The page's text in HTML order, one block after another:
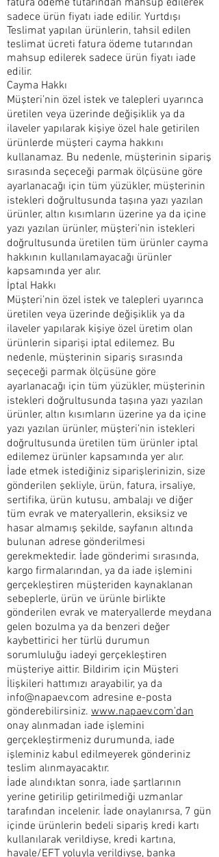
sadece ürün fiyatı iade edilir. Yurtdışı
Teslimat yapılan ürünlerin, tahsil edilen
teslimat ücreti fatura ödeme tutarından
mahsup edilerek sadece ürün fiyatı iade
edilir.
Cayma Hakkı
Müşteri’nin özel istek ve talepleri uyarınca
üretilen veya üzerinde değişiklik ya da
ilaveler yapılarak kişiye özel hale getirilen
ürünlerde müşteri cayma hakkını
kullanamaz. Bu nedenle, müşterinin sipariş
sırasında seçeceği parmak ölçüsüne göre
ayarlanacağı için tüm yüzükler, müşterinin
istekleri doğrultusunda taşına yazı yazılan
ürünler, altın kısımların üzerine ya da içine
yazı yazılan ürünler, müşteri’nin istekleri
doğrultusunda üretilen tüm ürünler cayma
hakkının kullanılamayacağı ürünler
kapsamında yer alır.
İptal Hakkı
Müşteri’nin özel istek ve talepleri uyarınca
üretilen veya üzerinde değişiklik ya da
ilaveler yapılarak kişiye özel üretim olan
ürünlerin siparişi iptal edilemez. Bu
nedenle, müşterinin sipariş sırasında
seçeceği parmak ölçüsüne göre
ayarlanacağı için tüm yüzükler, müşterinin
istekleri doğrultusunda taşına yazı yazılan
ürünler, altın kısımların üzerine ya da içine
yazı yazılan ürünler, müşteri’nin istekleri
doğrultusunda üretilen tüm ürünler iptal
edilemez ürünler kapsamında yer alır.
İade etmek istediğiniz siparişlerinizin, size
gönderilen şekliyle, ürün, fatura, irsaliye,
sertifika, ürün kutusu, ambalajı ve diğer
tüm evrak ve materyallerin, eksiksiz ve
hasar almamış şekilde, sayfanın altında
bulunan adrese gönderilmesi
gerekmektedir. İade gönderimi sırasında,
kargo firmalarından, ya da iade işlemini
gerçekleştiren müşteriden kaynaklanan
sebeplerle, ürün ve ürünle birlikte
gönderilen evrak ve materyallerde meydana
gelen bozulma ya da benzeri değer
kaybettirici her türlü durumun
sorumluluğu iadeyi gerçekleştiren
müşteriye aittir. Bildirim için Müşteri
İlişkileri hattımızı arayabilir, ya da
info@napaev.com adresine e-posta
gönderebilirsiniz. www.napaev.com’dan
onay alınmadan iade işlemini
gerçekleştirmeniz durumunda, iade
işleminiz kabul edilmeyerek gönderiniz
teslim alınmayacaktır.
İade alındıktan sonra, iade şartlarının
yerine getirilip getirilmediği uzmanlar
tarafından incelenir. İade onaylanırsa, 7 gün
içinde ürünlerin bedeli sipariş kredi kartı
kullanılarak verildiyse, kredi kartına,
havale/EFT yoluyla verildiyse, banka